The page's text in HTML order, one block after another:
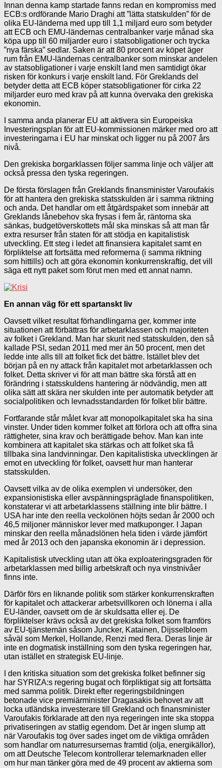
Innan denna kamp startade fanns redan en kompromiss med
ECB:s ordförande Mario Draghi att ”lätta statskulden” för de
olika EU-länderna med upp till 1,1 miljard euro som betyder
att ECB och EMU-ländernas centralbanker varje månad ska
köpa upp till 60 miljarder euro i statsobligationer och trycka
”nya färska” sedlar. Saken är att 80 procent av köpet äger
rum från EMU-ländernas centralbanker som minskar andelen
av statsobligationer i varje enskilt land men samtidigt ökar
risken för konkurs i varje enskilt land. För Greklands del
betyder detta att ECB köper statsobligationer för cirka 22
miljarder euro med krav på att kunna övervaka den grekiska
ekonomin.
I samma anda planerar EU att aktivera sin Europeiska
Investeringsplan för att EU-kommissionen märker med oro att
investeringarna i EU har minskat och ligger nu på 2007 års
nivå.
Den grekiska borgarklassen följer samma linje och väljer att
också pressa den tyska regeringen.
De första förslagen från Greklands finansminister Varoufakis
för att hantera den grekiska statsskulden är i samma riktning
och anda. Det handlar om ett åtgärdspaket som innebär att
Greklands lånebehov ska frysas i fem år, räntorna ska
sänkas, budgetöverskottets mål ska minskas så att man får
extra resurser från staten för att stödja en kapitalistisk
utveckling. Ett steg i ledet att finansiera kapitalet samt en
förpliktelse att fortsätta med reformerna (i samma riktning
som hittills) och att göra ekonomin konkurrenskraftig, det vill
säga ett nytt paket som förut men med ett annat namn.
En annan väg för ett spartanskt liv
Oavsett vilket resultat förhandlingarna ger, kommer inte
situationen att förbättras för arbetarklassen och majoriteten
av folket i Grekland. Man har skurit ned statsskulden, den så
kallade PSI, sedan 2011 med mer än 50 procent, men det
ledde inte alls till att folket fick det bättre. Istället blev det
början på en ny attack från kapitalet mot arbetarklassen och
folket. Detta skriver vi för att man bättre ska förstå att en
förändring i statsskuldens hantering är nödvändig, men att
olika sätt att skära ner skulden inte per automatik betyder att
socialpolitiken och levnadsstandarden för folket blir bättre.
Fortfarande står målet kvar att monopolkapitalet ska ha sina
vinster. Under tiden kommer folket att förlora och att offra sina
rättigheter, sina krav och berättigade behov. Man kan inte
kombinera att kapitalet ska stärkas och att folket ska få
tillbaka sina landvinningar. Den kapitalistiska utvecklingen är
emot en utveckling för folket, oavsett hur man hanterar
statsskulden.
Oavsett vilka av de olika exemplen vi undersöker, den
expansionistiska eller avspänningspräglade finanspolitiken,
konstaterar vi att arbetarklassens ställning inte blir bättre. I
USA har inte den reella veckolönen höjts sedan år 2000 och
46,5 miljoner människor lever med matkuponger. I Japan
minskar den reella månadslönen hela tiden i värde jämfört
med år 2013 och den japanska ekonomin är i depression.
Kapitalistisk utveckling utan att öka exploateringsgraden för
arbetarklassen med billig arbetskraft och nya vinstnivåer
finns inte.
Därför förs en liknande politik som stärker konkurrenskraften
för kapitalet och attackerar arbetsvillkoren och lönerna i alla
EU-länder, oavsett om de är skuldsatta eller ej. De
förpliktelser krävs också av det grekiska folket som framförs
av EU-tjänstemän såsom Juncker, Katainen, Dijsselbloem
såväl som Merkel, Hollande, Renzi med flera. Deras linje är
inte en dogmatisk inställning som den tyska regeringen har,
utan istället en strategisk EU-linje.
I den kritiska situation som det grekiska folket befinner sig
har SYRIZA:s regering bugat och förpliktigat sig att fortsätta
med samma politik. Direkt efter regeringsbildningen
betonade vice premiärminister Dragasakis behovet av att
locka utländska investerare till Grekland och finansminister
Varoufakis förklarade att den nya regeringen inte ska stoppa
privatiseringen av statlig egendom. Det är ingen slump att
när Varoufakis tog över sades inget om de viktiga områden
som handlar om naturresursernas framtid (olja, energikällor),
om att Deutsche Telecom kontrollerar telemarknaden eller
om hur man tänker göra med de 49 procent av aktierna som